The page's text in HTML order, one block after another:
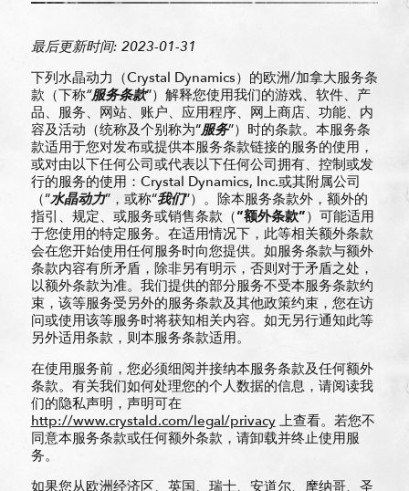
最后更新时间: 2023-01-31
下列水晶动力（Crystal Dynamics）的欧洲/加拿大服务条
款（下称“服务条款”）解释您使用我们的游戏、软件、产
品、服务、网站、账户、应用程序、网上商店、功能、内
容及活动（统称及个别称为“服务”）时的条款。本服务条
款适用于您对发布或提供本服务条款链接的服务的使用，
或对由以下任何公司或代表以下任何公司拥有、控制或发
行的服务的使用：Crystal Dynamics, Inc.或其附属公司
（“水晶动力”，或称“我们”）。除本服务条款外，额外的
指引、规定、或服务或销售条款（“额外条款”）可能适用
于您使用的特定服务。在适用情况下，此等相关额外条款
会在您开始使用任何服务时向您提供。如服务条款与额外
条款内容有所矛盾，除非另有明示，否则对于矛盾之处，
以额外条款为准。我们提供的部分服务不受本服务条款约
束，该等服务受另外的服务条款及其他政策约束，您在访
问或使用该等服务时将获知相关内容。如无另行通知此等
另外适用条款，则本服务条款适用。
在使用服务前，您必须细阅并接纳本服务条款及任何额外
条款。有关我们如何处理您的个人数据的信息，请阅读我
们的隐私声明，声明可在
http://www.crystald.com/legal/privacy上查看。若您不
同意本服务条款或任何额外条款，请卸载并终止使用服
务。
如果您从欧洲经济区、英国、瑞士、安道尔、摩纳哥、圣